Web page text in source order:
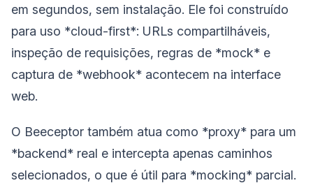
em segundos, sem instalação. Ele foi construído
para uso *cloud-first*: URLs compartilháveis,
inspeção de requisições, regras de *mock* e
captura de *webhook* acontecem na interface
web.
O Beeceptor também atua como *proxy* para um
*backend* real e intercepta apenas caminhos
selecionados, o que é útil para *mocking* parcial.